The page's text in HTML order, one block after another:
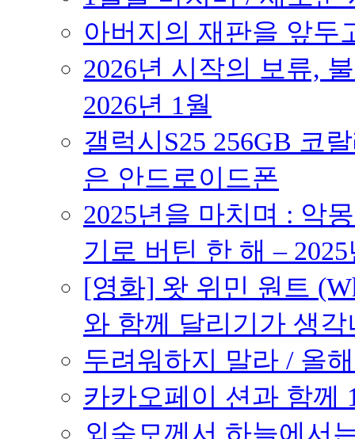
아버지의 재판을 앞두
2026년 시작의 보류,
2026년 1월
갤럭시S25 256GB 코
은 안드로이드폰
2025년을 마치며 : 악
기로 버틴 한 해 –
[영화] 왓 위민 원트
와 함께 달리기가 생각
두려워하지 말라 / 올
카카오페이 션과 함께